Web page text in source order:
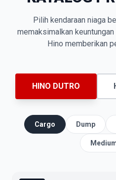
Pilih kendaraan niaga
memaksimalkan
Hino memberikan
HINO DUTRO
Cargo Dump